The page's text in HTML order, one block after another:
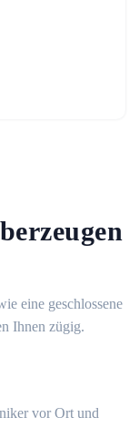
eine geschlossene
Ihnen zügig.
vor Ort und